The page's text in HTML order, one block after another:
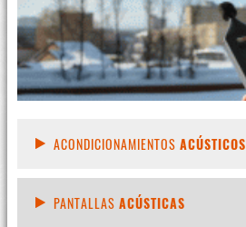
ACONDICIONAMIENTOS ACÚSTICOS
PANTALLAS ACÚSTICAS